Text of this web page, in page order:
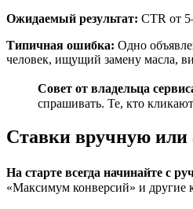
Ожидаемый результат: CTR от
Типичная ошибка: Одно
человек, ищущий замену масла,
Совет от владельца
спрашивать. Те, кто
Ставки вручную или
На старте всегда начинайте с
«Максимум конверсий» и другие